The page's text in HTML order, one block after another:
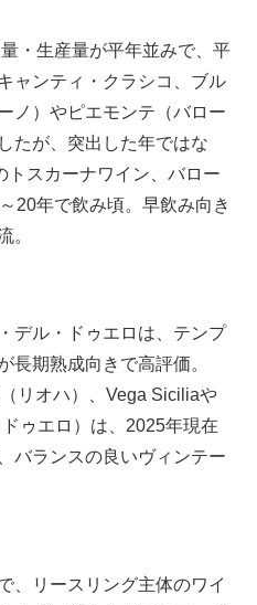
・生産量が平年並みで、平
ャンティ・クラシコ、ブル
ノ）やピエモンテ（バロー
たが、突出した年ではな
スカーナワイン、バロー
20年で飲み頃。早飲み向き
。
デル・ドゥエロは、テンプ
長期熟成向きで高評価。
リオハ）、Vega Siciliaや
ゥエロ）は、2025年現在
バランスの良いヴィンテー
、リースリング主体のワイ